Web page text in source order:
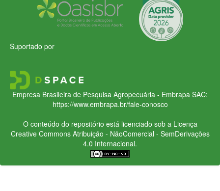
Suportado por
Empresa Brasileira de Pesquisa Agropecuária - Embrapa SAC:
https://www.embrapa.br/fale-conosco
O conteúdo do repositório está licenciado sob a Licença
Creative CommonsAtribuição - NãoComercial - SemDerivações
4.0 Internacional.